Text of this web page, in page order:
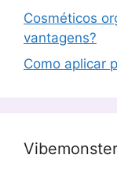
Cosméticos
vantagens?
Como aplicar
Vibemonster